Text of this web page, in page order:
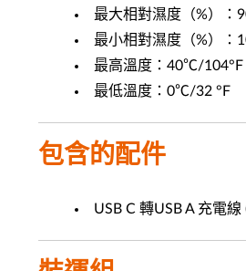
最大相對濕度（%）：
最小相對濕度（%）：
最高溫度：40℃/104°F
最低溫度：0℃/32 °F
包含的配件
USB C 轉USB A 充電線